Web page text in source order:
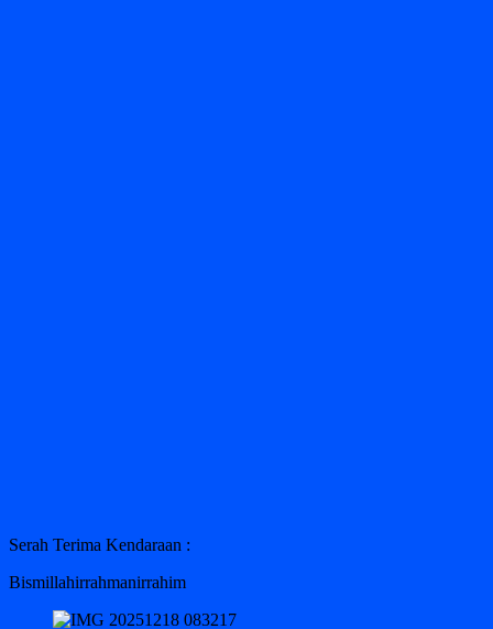
Serah Terima Kendaraan :
Bismillahirrahmanirrahim